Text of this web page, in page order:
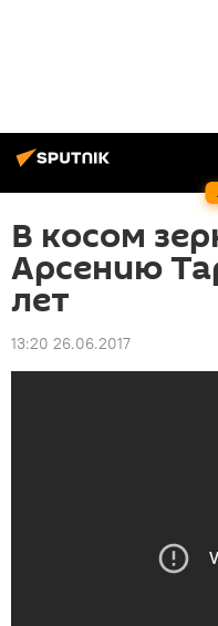
В косом
Арсению
лет
13:20 26.06.2017